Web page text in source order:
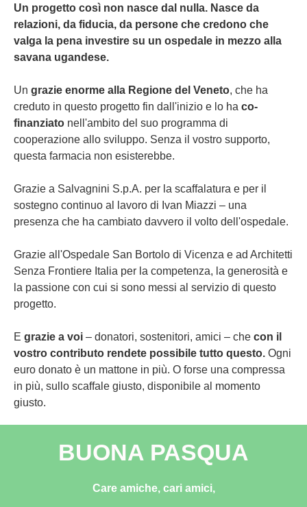
Un progetto così non nasce dal nulla. Nasce da
relazioni, da fiducia, da persone che credono che
valga la pena investire su un ospedale in mezzo alla
savana ugandese.
Un grazie enorme alla Regione del Veneto, che ha
creduto in questo progetto fin dall'inizio e lo ha co-
finanziato nell'ambito del suo programma di
cooperazione allo sviluppo. Senza il vostro supporto,
questa farmacia non esisterebbe.
Grazie a Salvagnini S.p.A. per la scaffalatura e per il
sostegno continuo al lavoro di Ivan Miazzi – una
presenza che ha cambiato davvero il volto dell'ospedale.
Grazie all'Ospedale San Bortolo di Vicenza e ad Architetti
Senza Frontiere Italia per la competenza, la generosità e
la passione con cui si sono messi al servizio di questo
progetto.
E grazie a voi – donatori, sostenitori, amici – che con il
vostro contributo rendete possibile tutto questo. Ogni
euro donato è un mattone in più. O forse una compressa
in più, sullo scaffale giusto, disponibile al momento
giusto.
BUONA PASQUA
Care amiche, cari amici,